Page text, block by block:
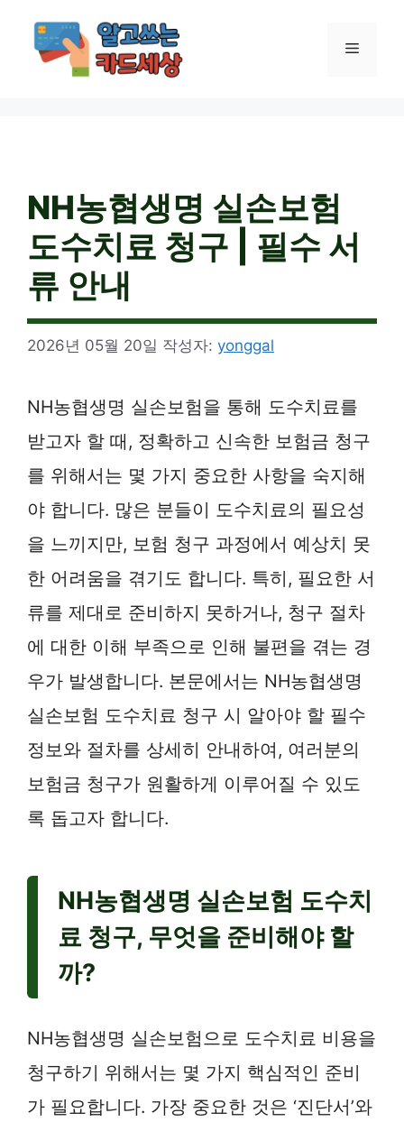
메
NH농협생명 실손보험
도수치료 청구 | 필수 서
류 안내
2026년 05월 20일 작성자: yonggal
NH농협생명 실손보험을 통해 도수치료를
받고자 할 때, 정확하고 신속한 보험금 청구
를 위해서는 몇 가지 중요한 사항을 숙지해
야 합니다. 많은 분들이 도수치료의 필요성
을 느끼지만, 보험 청구 과정에서 예상치 못
한 어려움을 겪기도 합니다. 특히, 필요한 서
류를 제대로 준비하지 못하거나, 청구 절차
에 대한 이해 부족으로 인해 불편을 겪는 경
우가 발생합니다. 본문에서는 NH농협생명
실손보험 도수치료 청구 시 알아야 할 필수
정보와 절차를 상세히 안내하여, 여러분의
보험금 청구가 원활하게 이루어질 수 있도
록 돕고자 합니다.
NH농협생명 실손보험 도수치
료 청구, 무엇을 준비해야 할
까?
NH농협생명 실손보험으로 도수치료 비용을
청구하기 위해서는 몇 가지 핵심적인 준비
가 필요합니다. 가장 중요한 것은 ‘진단서’와